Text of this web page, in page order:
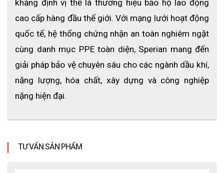
khẳng định vị thế là thương hiệu bảo hộ lao động
cao cấp hàng đầu thế giới. Với mạng lưới hoạt động
quốc tế, hệ thống chứng nhận an toàn nghiêm ngặt
cùng danh mục PPE toàn diện, Sperian mang đến
giải pháp bảo vệ chuyên sâu cho các ngành dầu khí,
năng lượng, hóa chất, xây dựng và công nghiệp
nặng hiện đại.
TƯ VẤN SẢN PHẨM